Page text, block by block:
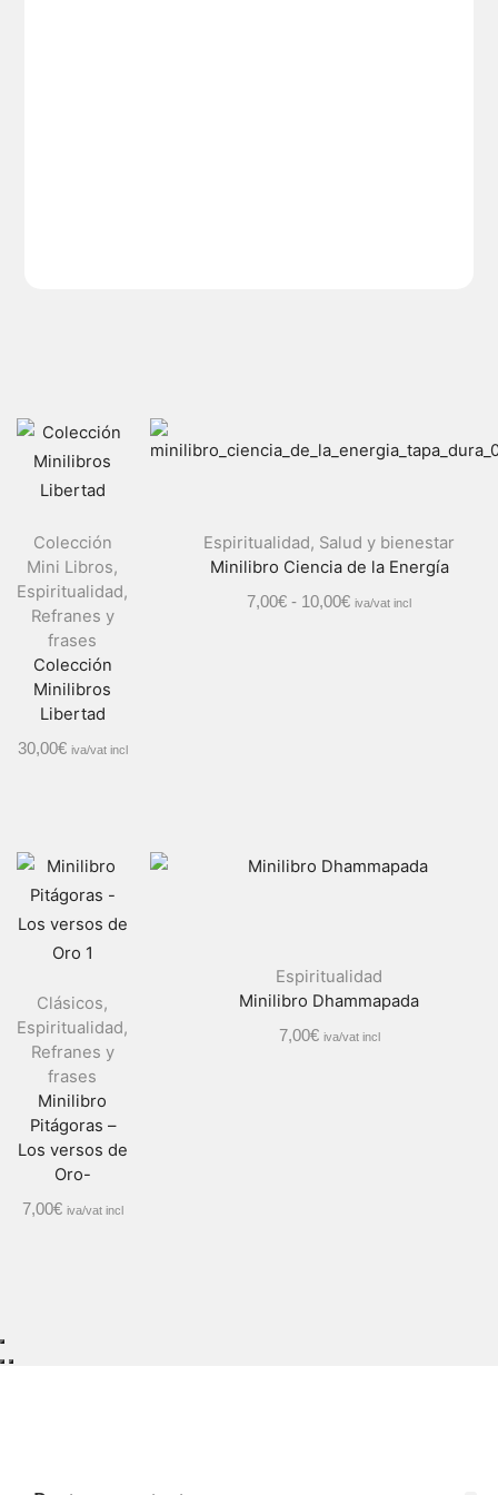
Colección
Mini Libros,
Espiritualidad,
Refranes y
frases
Colección
Minilibros
Libertad
30,00€ iva/vat incl
Espiritualidad, Salud y bienestar
Minilibro Ciencia de la Energía
7,00€ - 10,00€ iva/vat incl
Clásicos,
Espiritualidad,
Refranes y
frases
Minilibro
Pitágoras –
Los versos de
Oro-
7,00€ iva/vat incl
Espiritualidad
Minilibro Dhammapada
7,00€ iva/vat incl